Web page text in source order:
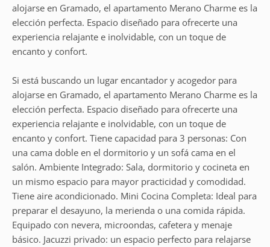
alojarse en Gramado, el apartamento Merano Charme es la
elección perfecta. Espacio diseñado para ofrecerte una
experiencia relajante e inolvidable, con un toque de
encanto y confort.
Si está buscando un lugar encantador y acogedor para
alojarse en Gramado, el apartamento Merano Charme es la
elección perfecta. Espacio diseñado para ofrecerte una
experiencia relajante e inolvidable, con un toque de
encanto y confort. Tiene capacidad para 3 personas: Con
una cama doble en el dormitorio y un sofá cama en el
salón. Ambiente Integrado: Sala, dormitorio y cocineta en
un mismo espacio para mayor practicidad y comodidad.
Tiene aire acondicionado. Mini Cocina Completa: Ideal para
preparar el desayuno, la merienda o una comida rápida.
Equipado con nevera, microondas, cafetera y menaje
básico. Jacuzzi privado: un espacio perfecto para relajarse